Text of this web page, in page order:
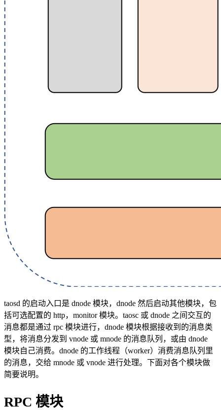
taosd 的启动入口是 dnode 模块，dnode 然后启动其他模块，包
括可选配置的 http，monitor 模块。taosc 或 dnode 之间交互的
消息都是通过 rpc 模块进行，dnode 模块根据接收到的消息类
型，将消息分发到 vnode 或 mnode 的消息队列，或由 dnode
模块自己消费。dnode 的工作线程（worker）消费消息队列里
的消息，交给 mnode 或 vnode 进行处理。下面对各个模块做
简要说明。
RPC 模块